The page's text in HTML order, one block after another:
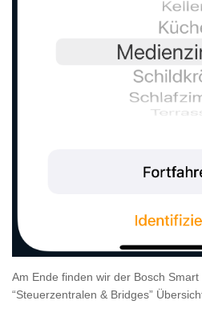
Am Ende finden wir der Bosch
“Steuerzentralen & Bridges”